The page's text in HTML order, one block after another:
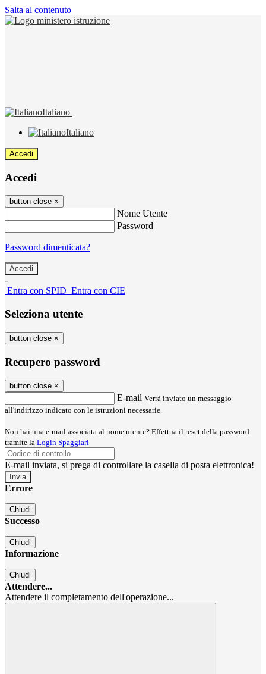
Salta al contenuto
Italiano
Italiano
Accedi
Accedi
button close ×
Nome Utente
Password
Password dimenticata?
-
Entra con SPID Entra con CIE
Seleziona utente
button close ×
Recupero password
button close ×
E-mail Verrà inviato un messaggio
all'indirizzo indicato con le istruzioni necessarie.
Non hai una e-mail associata al nome utente? Effettua il reset della password
tramite la Login Spaggiari
E-mail inviata, si prega di controllare la casella di posta elettronica!
Errore
Chiudi
Successo
Chiudi
Informazione
Chiudi
Attendere...
Attendere il completamento dell'operazione...